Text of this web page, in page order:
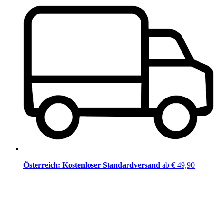
Österreich: Kostenloser Standardversand ab € 49,90